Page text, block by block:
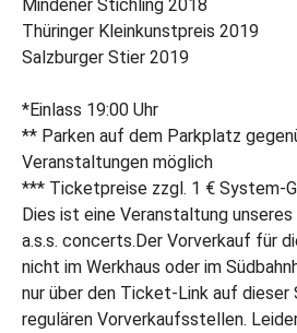
Mindener Stichling 2018
Thüringer Kleinkunstpreis 2019
Salzburger Stier 2019
*Einlass 19:00 Uhr
** Parken auf dem Parkplatz
Veranstaltungen möglich
*** Ticketpreise zzgl. 1 € System-
Dies ist eine Veranstaltung
a.s.s. concerts.Der Vorverkauf für
nicht im Werkhaus oder im
nur über den Ticket-Link auf dieser
regulären Vorverkaufsstellen.